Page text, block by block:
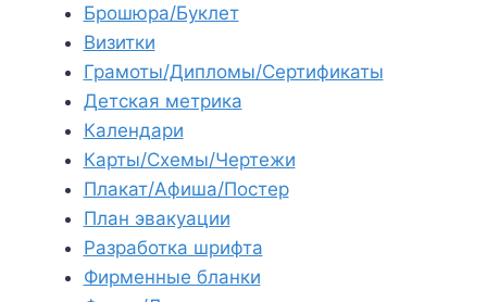
Брошюра/Буклет
Визитки
Грамоты/Дипломы/Сертификаты
Детская метрика
Календари
Карты/Схемы/Чертежи
Плакат/Афиша/Постер
План эвакуации
Разработка шрифта
Фирменные бланки